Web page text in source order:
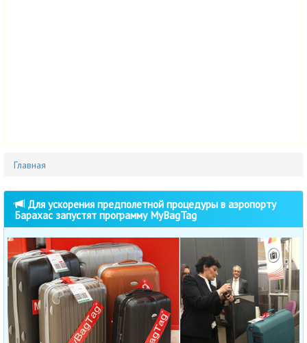
Главная
Для ускорения предполетной процедуры в аэропорту
Барахас запустят программу MyBagTag